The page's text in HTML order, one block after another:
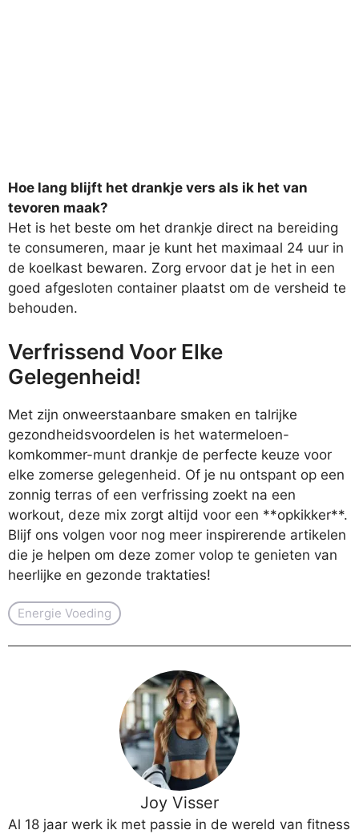
Hoe lang blijft het drankje vers als ik het van
tevoren maak?
Het is het beste om het drankje direct na bereiding
te consumeren, maar je kunt het maximaal 24 uur in
de koelkast bewaren. Zorg ervoor dat je het in een
goed afgesloten container plaatst om de versheid te
behouden.
Verfrissend Voor Elke
Gelegenheid!
Met zijn onweerstaanbare smaken en talrijke
gezondheidsvoordelen is het watermeloen-
komkommer-munt drankje de perfecte keuze voor
elke zomerse gelegenheid. Of je nu ontspant op een
zonnig terras of een verfrissing zoekt na een
workout, deze mix zorgt altijd voor een **opkikker**.
Blijf ons volgen voor nog meer inspirerende artikelen
die je helpen om deze zomer volop te genieten van
heerlijke en gezonde traktaties!
Energie Voeding
Joy Visser
Al 18 jaar werk ik met passie in de wereld van fitness